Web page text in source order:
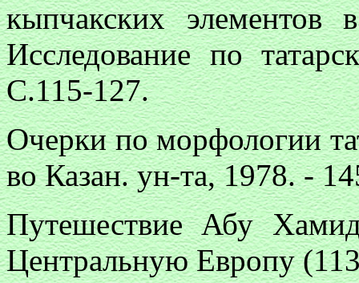
кыпчакских элементов
Исследование по
С.115-127.
Очерки по морфологии
во Казан. ун-та, 1978. -
Путешествие Абу
Центральную Европу